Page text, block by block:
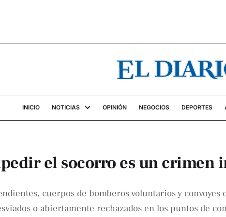
INICIO NOTICIAS OPINIÓN NEGOCIOS DEPORTES
el socorro es un crimen
cuerpos de bomberos voluntarios y
o abiertamente rechazados en los puntos de